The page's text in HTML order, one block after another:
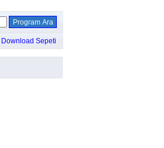
Download Sepeti